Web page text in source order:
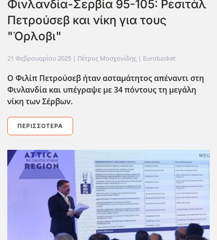
Φινλανδία-Σερβία 95-105: Ρεσιτάλ
Πετρούσεβ και νίκη για τους
"Όρλοβι"
21 Φεβρουαρίου 2025 | Πέτρος Μοσχονίδης | Eurobasket
Ο Φιλίπ Πετρούσεβ ήταν ασταμάτητος απέναντι στη
Φινλανδία και υπέγραψε με 34 πόντους τη μεγάλη
νίκη των Σέρβων.
ΠΕΡΙΣΣΌΤΕΡΑ